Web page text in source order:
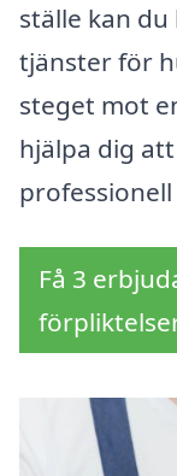
ställe kan
tjänster för
steget mot
hjälpa dig
Få 3